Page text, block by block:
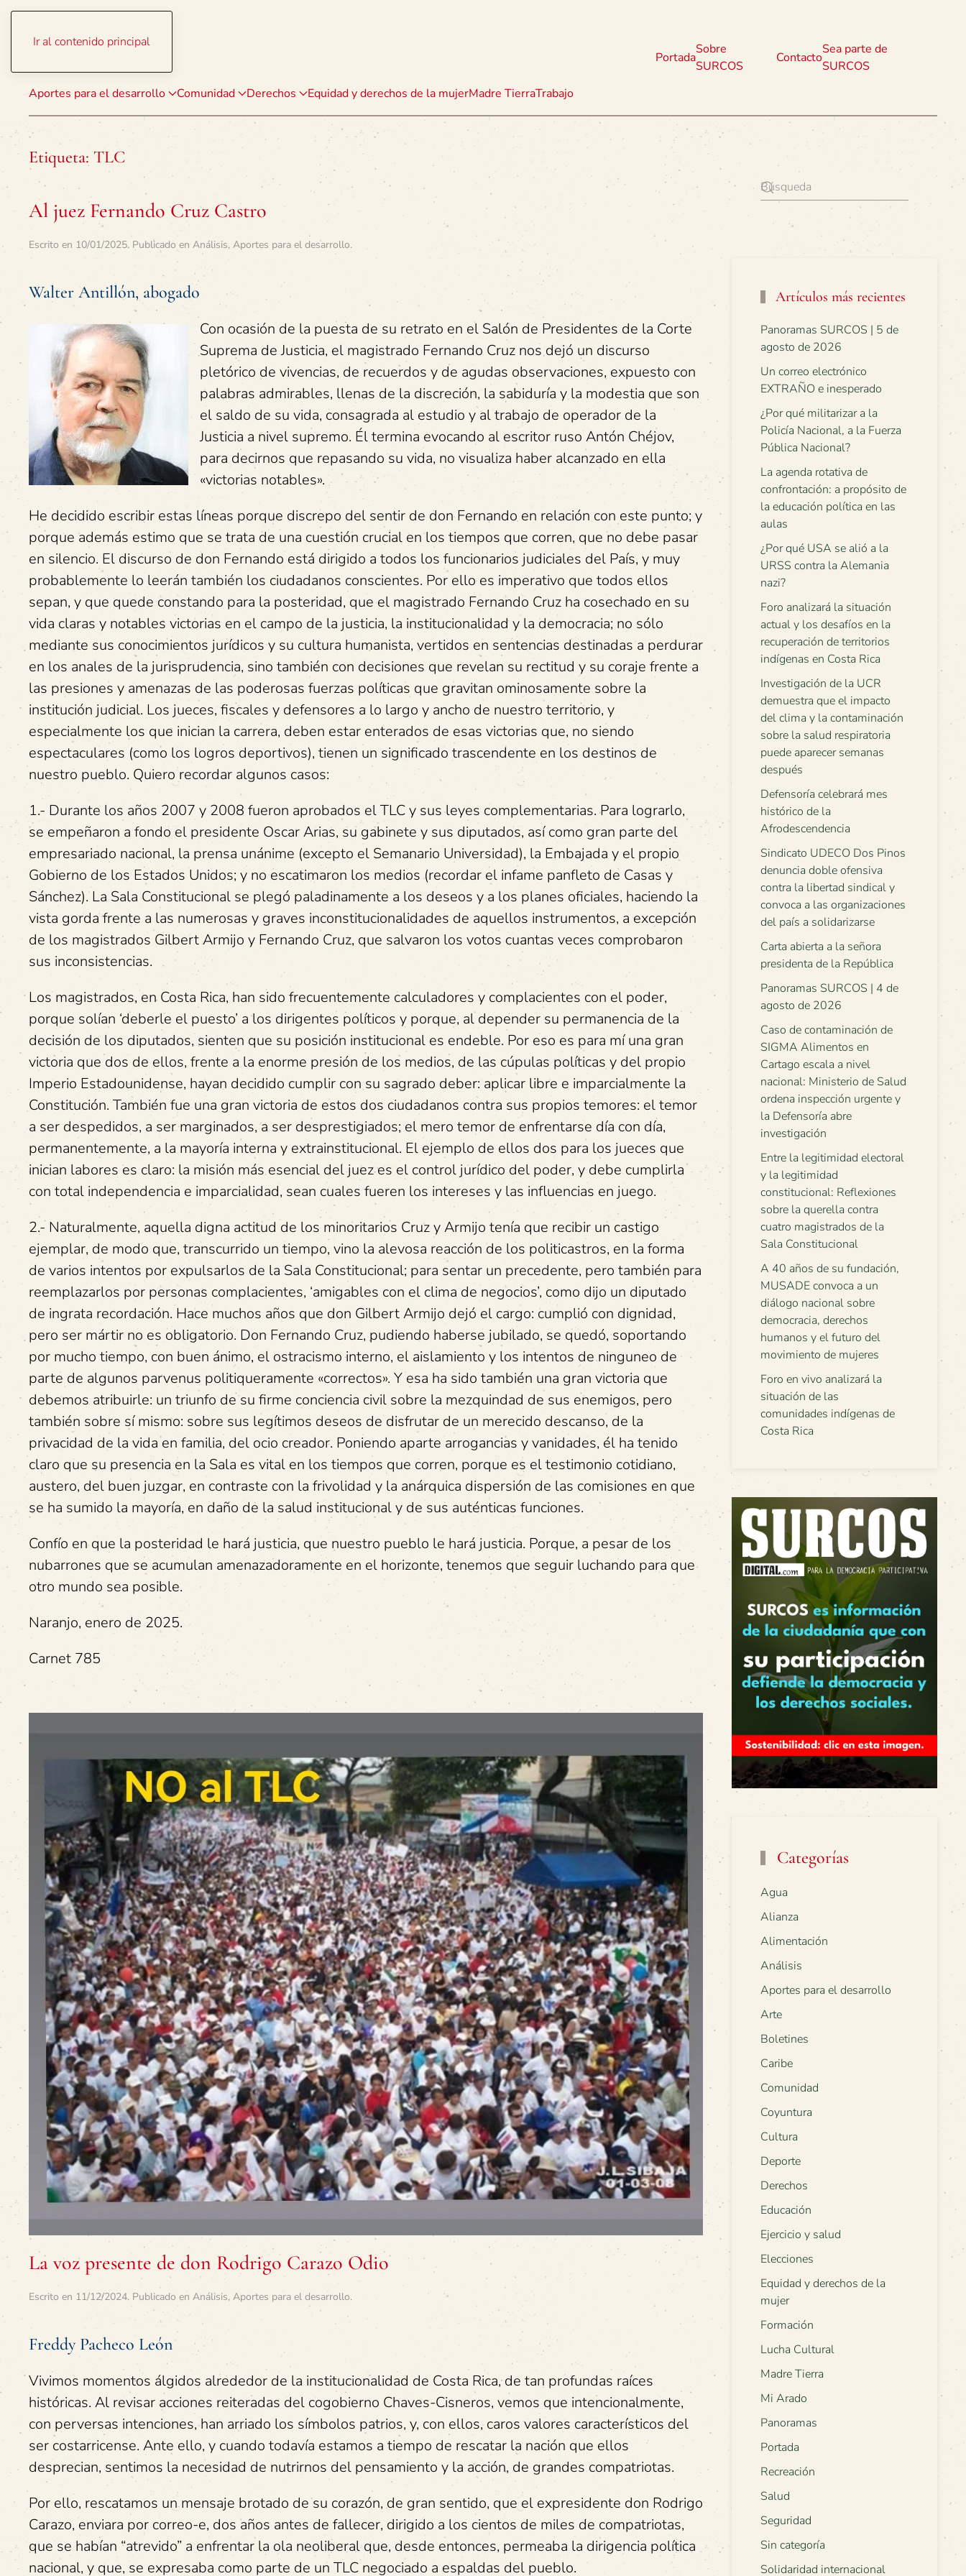
Ir al contenido principal
Aportes para el desarrollo Comunidad Derechos Equidad y derechos de la mujerMadre TierraTrabajo
Portada
Sobre
SURCOS
Contacto
Sea parte de
SURCOS
Etiqueta: TLC
Al juez Fernando Cruz Castro
Escrito en 10/01/2025. Publicado en Análisis, Aportes para el desarrollo.
Walter Antillón, abogado
Con ocasión de la puesta de su retrato en el Salón de Presidentes de la Corte
Suprema de Justicia, el magistrado Fernando Cruz nos dejó un discurso
pletórico de vivencias, de recuerdos y de agudas observaciones, expuesto con
palabras admirables, llenas de la discreción, la sabiduría y la modestia que son
el saldo de su vida, consagrada al estudio y al trabajo de operador de la
Justicia a nivel supremo. Él termina evocando al escritor ruso Antón Chéjov,
para decirnos que repasando su vida, no visualiza haber alcanzado en ella
«victorias notables».
He decidido escribir estas líneas porque discrepo del sentir de don Fernando en relación con este punto; y
porque además estimo que se trata de una cuestión crucial en los tiempos que corren, que no debe pasar
en silencio. El discurso de don Fernando está dirigido a todos los funcionarios judiciales del País, y muy
probablemente lo leerán también los ciudadanos conscientes. Por ello es imperativo que todos ellos
sepan, y que quede constando para la posteridad, que el magistrado Fernando Cruz ha cosechado en su
vida claras y notables victorias en el campo de la justicia, la institucionalidad y la democracia; no sólo
mediante sus conocimientos jurídicos y su cultura humanista, vertidos en sentencias destinadas a perdurar
en los anales de la jurisprudencia, sino también con decisiones que revelan su rectitud y su coraje frente a
las presiones y amenazas de las poderosas fuerzas políticas que gravitan ominosamente sobre la
institución judicial. Los jueces, fiscales y defensores a lo largo y ancho de nuestro territorio, y
especialmente los que inician la carrera, deben estar enterados de esas victorias que, no siendo
espectaculares (como los logros deportivos), tienen un significado trascendente en los destinos de
nuestro pueblo. Quiero recordar algunos casos:
1.- Durante los años 2007 y 2008 fueron aprobados el TLC y sus leyes complementarias. Para lograrlo,
se empeñaron a fondo el presidente Oscar Arias, su gabinete y sus diputados, así como gran parte del
empresariado nacional, la prensa unánime (excepto el Semanario Universidad), la Embajada y el propio
Gobierno de los Estados Unidos; y no escatimaron los medios (recordar el infame panfleto de Casas y
Sánchez). La Sala Constitucional se plegó paladinamente a los deseos y a los planes oficiales, haciendo la
vista gorda frente a las numerosas y graves inconstitucionalidades de aquellos instrumentos, a excepción
de los magistrados Gilbert Armijo y Fernando Cruz, que salvaron los votos cuantas veces comprobaron
sus inconsistencias.
Los magistrados, en Costa Rica, han sido frecuentemente calculadores y complacientes con el poder,
porque solían ‘deberle el puesto’ a los dirigentes políticos y porque, al depender su permanencia de la
decisión de los diputados, sienten que su posición institucional es endeble. Por eso es para mí una gran
victoria que dos de ellos, frente a la enorme presión de los medios, de las cúpulas políticas y del propio
Imperio Estadounidense, hayan decidido cumplir con su sagrado deber: aplicar libre e imparcialmente la
Constitución. También fue una gran victoria de estos dos ciudadanos contra sus propios temores: el temor
a ser despedidos, a ser marginados, a ser desprestigiados; el mero temor de enfrentarse día con día,
permanentemente, a la mayoría interna y extrainstitucional. El ejemplo de ellos dos para los jueces que
inician labores es claro: la misión más esencial del juez es el control jurídico del poder, y debe cumplirla
con total independencia e imparcialidad, sean cuales fueren los intereses y las influencias en juego.
2.- Naturalmente, aquella digna actitud de los minoritarios Cruz y Armijo tenía que recibir un castigo
ejemplar, de modo que, transcurrido un tiempo, vino la alevosa reacción de los politicastros, en la forma
de varios intentos por expulsarlos de la Sala Constitucional; para sentar un precedente, pero también para
reemplazarlos por personas complacientes, ‘amigables con el clima de negocios’, como dijo un diputado
de ingrata recordación. Hace muchos años que don Gilbert Armijo dejó el cargo: cumplió con dignidad,
pero ser mártir no es obligatorio. Don Fernando Cruz, pudiendo haberse jubilado, se quedó, soportando
por mucho tiempo, con buen ánimo, el ostracismo interno, el aislamiento y los intentos de ninguneo de
parte de algunos parvenus politiqueramente «correctos». Y esa ha sido también una gran victoria que
debemos atribuirle: un triunfo de su firme conciencia civil sobre la mezquindad de sus enemigos, pero
también sobre sí mismo: sobre sus legítimos deseos de disfrutar de un merecido descanso, de la
privacidad de la vida en familia, del ocio creador. Poniendo aparte arrogancias y vanidades, él ha tenido
claro que su presencia en la Sala es vital en los tiempos que corren, porque es el testimonio cotidiano,
austero, del buen juzgar, en contraste con la frivolidad y la anárquica dispersión de las comisiones en que
se ha sumido la mayoría, en daño de la salud institucional y de sus auténticas funciones.
Confío en que la posteridad le hará justicia, que nuestro pueblo le hará justicia. Porque, a pesar de los
nubarrones que se acumulan amenazadoramente en el horizonte, tenemos que seguir luchando para que
otro mundo sea posible.
Naranjo, enero de 2025.
Carnet 785
La voz presente de don Rodrigo Carazo Odio
Escrito en 11/12/2024. Publicado en Análisis, Aportes para el desarrollo.
Freddy Pacheco León
Vivimos momentos álgidos alrededor de la institucionalidad de Costa Rica, de tan profundas raíces
históricas. Al revisar acciones reiteradas del cogobierno Chaves-Cisneros, vemos que intencionalmente,
con perversas intenciones, han arriado los símbolos patrios, y, con ellos, caros valores característicos del
ser costarricense. Ante ello, y cuando todavía estamos a tiempo de rescatar la nación que ellos
desprecian, sentimos la necesidad de nutrirnos del pensamiento y la acción, de grandes compatriotas.
Por ello, rescatamos un mensaje brotado de su corazón, de gran sentido, que el expresidente don Rodrigo
Carazo, enviara por correo-e, dos años antes de fallecer, dirigido a los cientos de miles de compatriotas,
que se habían “atrevido” a enfrentar la ola neoliberal que, desde entonces, permeaba la dirigencia política
nacional, y que, se expresaba como parte de un TLC negociado a espaldas del pueblo.
Artículos más recientes
Panoramas SURCOS | 5 de
agosto de 2026
Un correo electrónico
EXTRAÑO e inesperado
¿Por qué militarizar a la
Policía Nacional, a la Fuerza
Pública Nacional?
La agenda rotativa de
confrontación: a propósito de
la educación política en las
aulas
¿Por qué USA se alió a la
URSS contra la Alemania
nazi?
Foro analizará la situación
actual y los desafíos en la
recuperación de territorios
indígenas en Costa Rica
Investigación de la UCR
demuestra que el impacto
del clima y la contaminación
sobre la salud respiratoria
puede aparecer semanas
después
Defensoría celebrará mes
histórico de la
Afrodescendencia
Sindicato UDECO Dos Pinos
denuncia doble ofensiva
contra la libertad sindical y
convoca a las organizaciones
del país a solidarizarse
Carta abierta a la señora
presidenta de la República
Panoramas SURCOS | 4 de
agosto de 2026
Caso de contaminación de
SIGMA Alimentos en
Cartago escala a nivel
nacional: Ministerio de Salud
ordena inspección urgente y
la Defensoría abre
investigación
Entre la legitimidad electoral
y la legitimidad
constitucional: Reflexiones
sobre la querella contra
cuatro magistrados de la
Sala Constitucional
A 40 años de su fundación,
MUSADE convoca a un
diálogo nacional sobre
democracia, derechos
humanos y el futuro del
movimiento de mujeres
Foro en vivo analizará la
situación de las
comunidades indígenas de
Costa Rica
Categorías
Agua
Alianza
Alimentación
Análisis
Aportes para el desarrollo
Arte
Boletines
Caribe
Comunidad
Coyuntura
Cultura
Deporte
Derechos
Educación
Ejercicio y salud
Elecciones
Equidad y derechos de la
mujer
Formación
Lucha Cultural
Madre Tierra
Mi Arado
Panoramas
Portada
Recreación
Salud
Seguridad
Sin categoría
Solidaridad internacional